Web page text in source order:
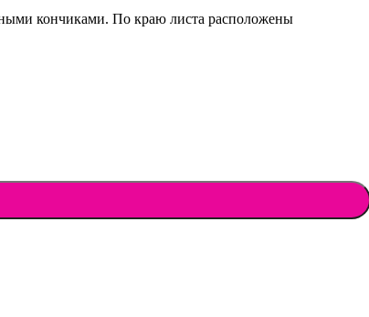
кончиками. По краю листа расположены